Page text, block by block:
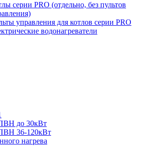
серии PRO (отдельно, без пультов
управления для котлов серии PRO
водонагреватели
до 30кВт
36-120кВт
нагрева